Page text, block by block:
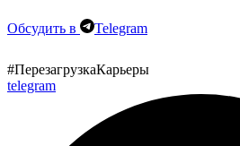
Обсудить в Telegram
#ПерезагрузкаКарьеры
telegram